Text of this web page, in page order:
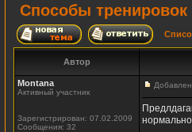
Способы тренировок
Автор
Montana
Активный участник
Зарегистрирован: 07.02.2009
Сообщения: 32